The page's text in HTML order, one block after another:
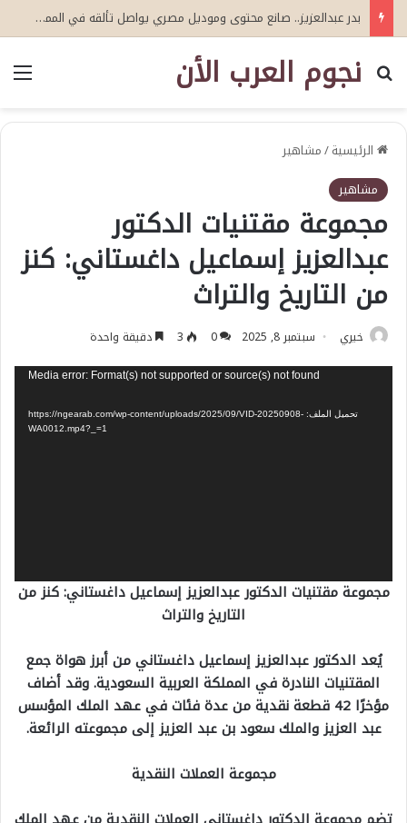
بدر عبدالعزيز.. صانع محتوى وموديل مصري يواصل تألقه في المملكة العربية السعودية
نجوم العرب الأن
بحث عن
الرئيسية/مشاهير
مشاهير
مجموعة مقتنيات الدكتور
عبدالعزيز إسماعيل داغستاني: كنز
من التاريخ والتراث
خيري سبتمبر 8, 2025 0
3 دقيقة واحدة
Media error: Format(s) not supported or source(s) not found
تحميل الملف: https://ngearab.com/wp-content/uploads/2025/09/VID-20250908-
WA0012.mp4?_=1
مجموعة مقتنيات الدكتور عبدالعزيز إسماعيل داغستاني: كنز من
التاريخ والتراث
يُعد الدكتور عبدالعزيز إسماعيل داغستاني من أبرز هواة جمع
المقتنيات النادرة في المملكة العربية السعودية. وقد أضاف
مؤخرًا 42 قطعة نقدية من عدة فئات في عهد الملك المؤسس
عبد العزيز والملك سعود بن عبد العزيز إلى مجموعته الرائعة.
مجموعة العملات النقدية